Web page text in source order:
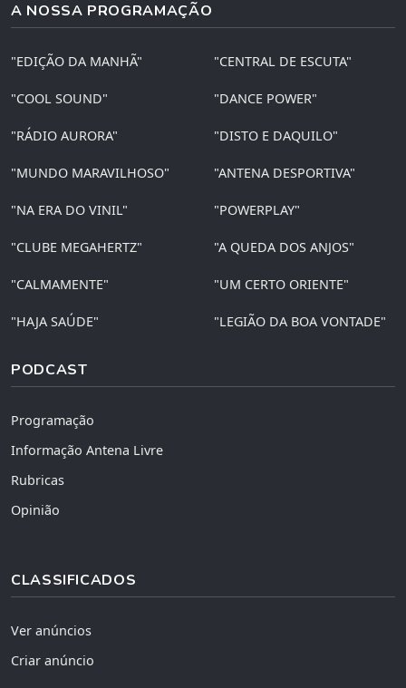
A NOSSA PROGRAMAÇÃO
"EDIÇÃO DA MANHÃ" "CENTRAL DE ESCUTA"
"COOL SOUND" "DANCE POWER"
"RÁDIO AURORA" "DISTO E DAQUILO"
"MUNDO MARAVILHOSO" "ANTENA DESPORTIVA"
"NA ERA DO VINIL" "POWERPLAY"
"CLUBE MEGAHERTZ" "A QUEDA DOS ANJOS"
"CALMAMENTE" "UM CERTO ORIENTE"
"HAJA SAÚDE" "LEGIÃO DA BOA VONTADE"
PODCAST
Programação
Informação Antena Livre
Rubricas
Opinião
CLASSIFICADOS
Ver anúncios
Criar anúncio